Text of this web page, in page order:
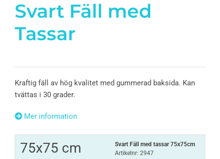
Svart Fäll med
Tassar
Kraftig fäll av hög kvalitet med gummerad baksida. Kan
tvättas i 30 grader.
Mer information
75x75 cm
Svart Fäll med tassar 75x75cm
Artikelnr: 2947